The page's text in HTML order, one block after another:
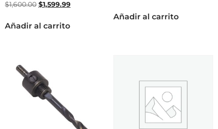
$1,600.00 $1,599.99
Añadir al carrito
Añadir al carrito